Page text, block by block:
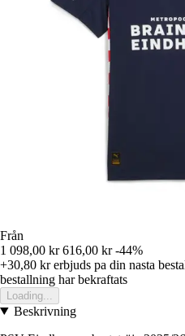
Från
1 098,00 kr 616,00 kr -44%
+30,80 krerbjuds pa din nasta
bestallning har bekraftats
Loading...
Beskrivning